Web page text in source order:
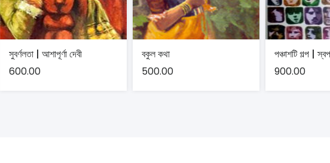
সুবর্ণলতা | আশাপূর্ণা দেবী
600.00
বকুল কথা
500.00
পঞ্চাশটি গল্প |
900.00